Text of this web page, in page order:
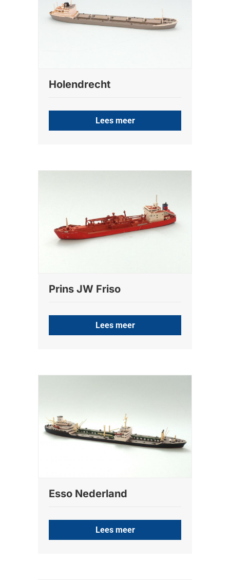
Holendrecht
Lees meer
Prins JW Friso
Lees meer
Esso Nederland
Lees meer